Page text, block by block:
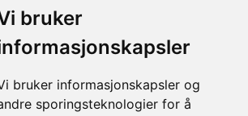
bruker
bruker informasjonskapsler og
sporingsteknologier for å